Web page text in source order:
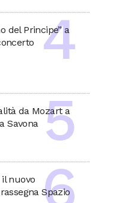
del Principe” a
da Mozart a
Savona
il nuovo
Spazio